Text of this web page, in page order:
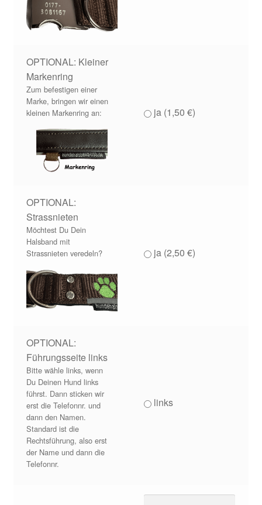
OPTIONAL: Kleiner
Markenring
Zum befestigen einer
Marke, bringen wir einen
kleinen Markenring an:
ja (1,50€)
OPTIONAL:
Strassnieten
Möchtest Du Dein
Halsband mit
Strassnieten veredeln?
ja (2,50€)
OPTIONAL:
Führungsseite links
Bitte wähle links, wenn
Du Deinen Hund links
führst. Dann sticken wir
erst die Telefonnr. und
dann den Namen.
Standard ist die
Rechtsführung, also erst
der Name und dann die
Telefonnr.
links